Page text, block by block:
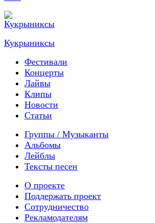
Кукрыниксы
Фестивали
Концерты
Лайвы
Клипы
Новости
Статьи
Группы / Музыканты
Альбомы
Лейблы
Тексты песен
О проекте
Поддержать проект
Сотрудничество
Рекламодателям